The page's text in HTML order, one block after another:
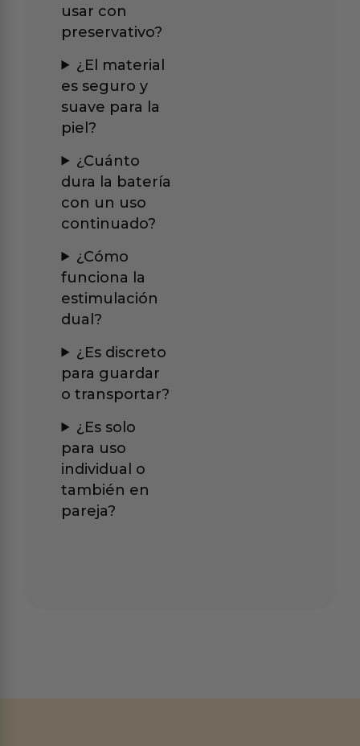
usar con
preservativo?
¿El material
es seguro y
suave para la
piel?
¿Cuánto
dura la batería
con un uso
continuado?
¿Cómo
funciona la
estimulación
dual?
¿Es discreto
para guardar
o transportar?
¿Es solo
para uso
individual o
también en
pareja?